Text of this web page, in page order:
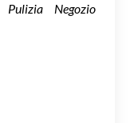
Negozio